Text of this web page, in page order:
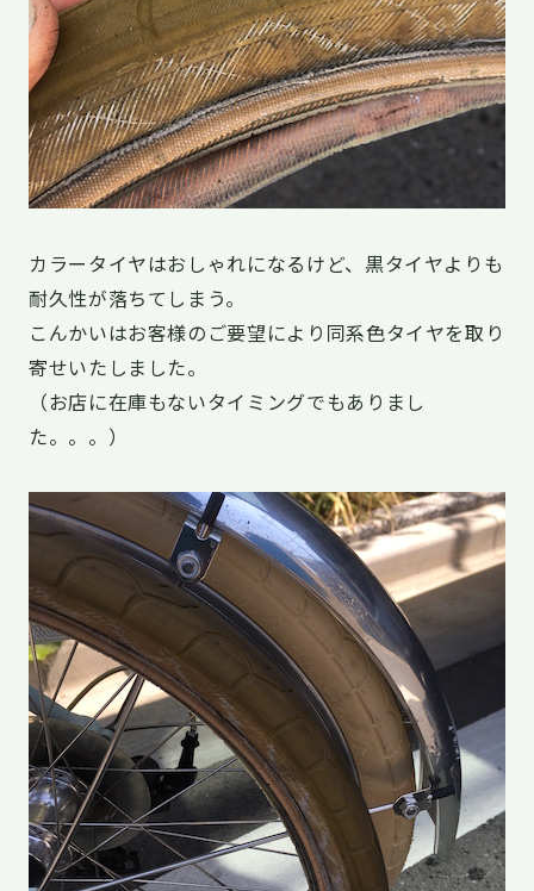
カラータイヤはおしゃれになるけど、黒タイヤよりも
耐久性が落ちてしまう。
こんかいはお客様のご要望により同系色タイヤを取り
寄せいたしました。
（お店に在庫もないタイミングでもありまし
た。。。）